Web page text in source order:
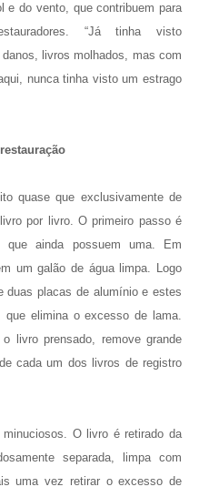
do vento, que contribuem para
“Já tinha visto
livros molhados, mas com
nunca tinha visto um estrago
quase que exclusivamente de
por livro. O primeiro passo é
que ainda possuem uma. Em
um galão de água limpa. Logo
duas placas de alumínio e estes
elimina o excesso de lama.
livro prensado, remove grande
cada um dos livros de registro
O livro é retirado da
separada, limpa com
uma vez retirar o excesso de